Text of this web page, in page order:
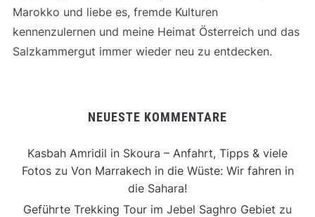
Marokko und liebe es, fremde Kulturen
kennenzulernen und meine Heimat Österreich und das
Salzkammergut immer wieder neu zu entdecken.
NEUESTE KOMMENTARE
Kasbah Amridil in Skoura – Anfahrt, Tipps & viele
Fotoszu Von Marrakech in die Wüste: Wir fahren in
die Sahara!
Geführte Trekking Tour im Jebel Saghro Gebiet zu